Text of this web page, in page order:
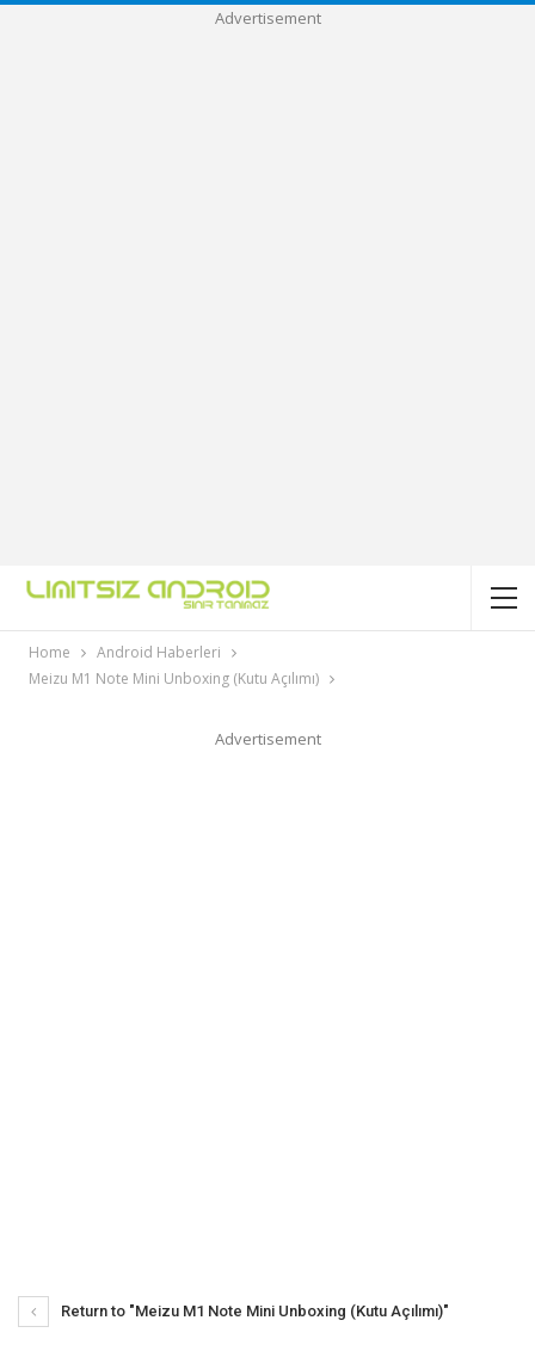
Advertisement
Home
Android Haberleri
Meizu M1 Note Mini Unboxing (Kutu Açılımı)
Advertisement
Return to "Meizu M1 Note Mini Unboxing (Kutu Açılımı)"